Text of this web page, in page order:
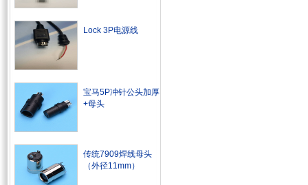
Lock 3P电源线
宝马5P冲针公头加厚
+母头
传统7909焊线母头
（外径11mm）